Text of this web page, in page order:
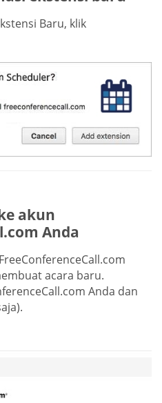
Baru, klik
akun
Anda
acara baru.
Anda dan